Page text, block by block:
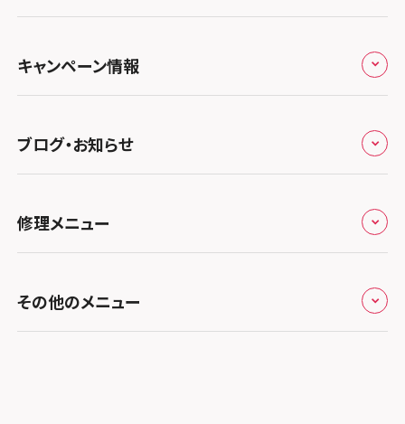
スマホスピタル鴻巣
スマホスピタル テルル三芳
スマホスピタル 熊谷
スマホスピタル ゲオデジタルベース川口元郷
スマホスピタル埼玉大宮
スマホスピタル テルル蒲生
スマホスピタル テルル新越谷
スマホスピタル テルル草加花栗
スマホスピタル テルル東川口
スマホスピタル 北陸総合修理センター
スマホスピタル 長野
スマホスピタル岐阜
スマホスピタル 浜松
スマホスピタル静岡パルコ
スマホスピタル 藤枝
スマホスピタル名古屋駅前
スマホスピタル名古屋金山
スマホスピタル 大府
スマホスピタル 西枇杷島
関西
スマホスピタル 大阪梅田
スマホスピタル by デジホ 梅田地下（うめちか）
スマホスピタル京橋
スマホスピタル難波
スマホスピタルイオンタウン茨木太田
中国・四国
スマホスピタル岡山駅前
スマホスピタル西条
スマホスピタル by デジホ マークイズ福岡もも
ち
スマホスピタル福岡天神
スマホスピタル熊本下通
スマホスピタル GODOモバイル大分府内町
特定商取引法に関する表記
プライバシーポリシー
郵送修理依頼
郵送修理の流れ
キャンペーン情報
キャンペーン一覧
ブログ・お知らせ
お知らせ
修理メニュー
iPhone修理メニュー
その他のメニュー